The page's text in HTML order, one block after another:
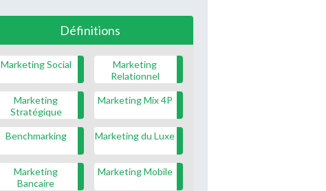
Définitions
Marketing Social
Marketing
Relationnel
Marketing
Stratégique
Marketing Mix 4P
Benchmarking Marketing du Luxe
Marketing
Bancaire
Marketing Mobile